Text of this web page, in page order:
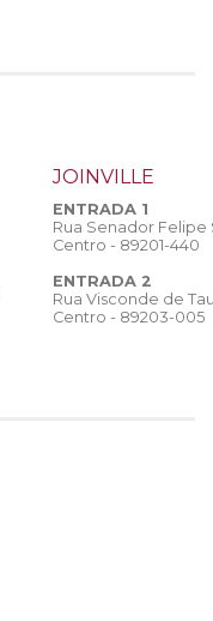
JOINVILLE
ENTRADA 1
Rua Senador
Centro - 89201-440
ENTRADA 2
Rua Visconde de
Centro - 89203-005